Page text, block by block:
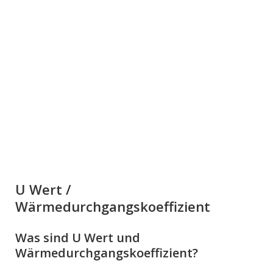
U Wert /
Wärmedurchgangskoeffizient
Was sind U Wert und
Wärmedurchgangskoeffizient?